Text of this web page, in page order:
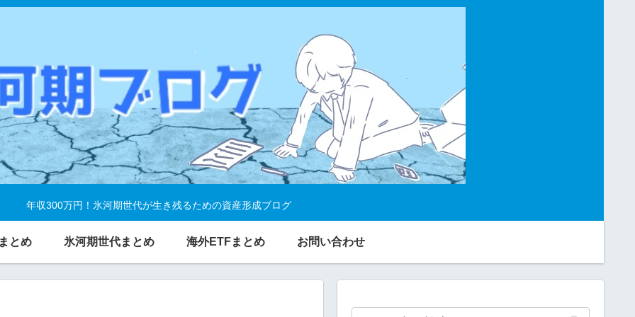
年収300万円！氷河期世代が生き残るための資産形成ブログ
とめ 氷河期世代まとめ 海外ETFまとめ お問い合わせ